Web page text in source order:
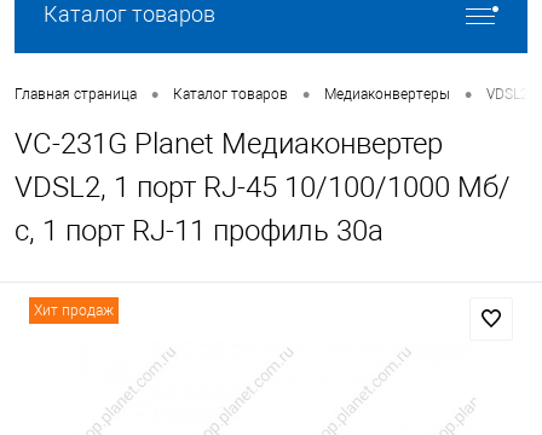
Каталог товаров
Главная страница • Каталог товаров • Медиаконвертеры • VDSL2
VC-231G Planet Медиаконвертер
VDSL2, 1 порт RJ-45 10/100/1000 Мб/
с, 1 порт RJ-11 профиль 30a
Хит продаж